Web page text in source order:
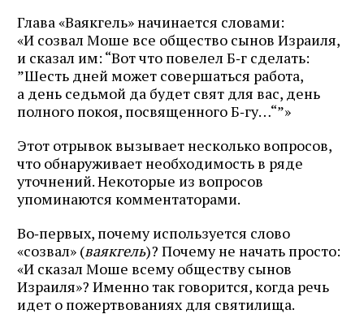
Глава «Ваякгель» начинается словами:
«И созвал Моше все общество сынов Израиля,
и сказал им: “Вот что повелел Б‑г сделать:
”Шесть дней может совершаться работа,
а день седьмой да будет свят для вас, день
полного покоя, посвященного Б‑гу…“”»
Этот отрывок вызывает несколько вопросов,
что обнаруживает необходимость в ряде
уточнений. Некоторые из вопросов
упоминаются комментаторами.
Во‑первых, почему используется слово
«созвал» (ваякгель)? Почему не начать просто:
«И сказал Моше всему обществу сынов
Израиля»? Именно так говорится, когда речь
идет о пожертвованиях для святилища.